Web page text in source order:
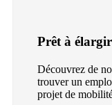
Prêt à
Découvrez de
trouver un
projet de